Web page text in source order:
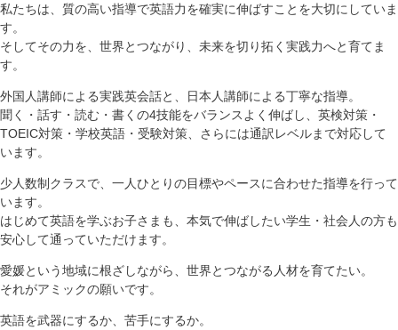
私たちは、質の高い指導で英語力を確実に伸ばすことを大切にしていま
す。
そしてその力を、世界とつながり、未来を切り拓く実践力へと育てま
す。
外国人講師による実践英会話と、日本人講師による丁寧な指導。
聞く・話す・読む・書くの4技能をバランスよく伸ばし、英検対策・
TOEIC対策・学校英語・受験対策、さらには通訳レベルまで対応して
います。
少人数制クラスで、一人ひとりの目標やペースに合わせた指導を行って
います。
はじめて英語を学ぶお子さまも、本気で伸ばしたい学生・社会人の方も
安心して通っていただけます。
愛媛という地域に根ざしながら、世界とつながる人材を育てたい。
それがアミックの願いです。
英語を武器にするか、苦手にするか。